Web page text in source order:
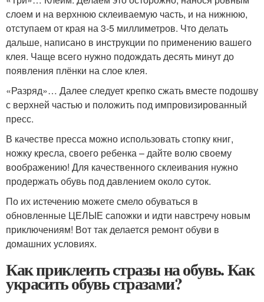
слоем и на верхнюю склеиваемую часть, и на нижнюю,
отступаем от края на 3-5 миллиметров. Что делать
дальше, написано в инструкции по применению вашего
клея. Чаще всего нужно подождать десять минут до
появления плёнки на слое клея.
«Разряд»… Далее следует крепко сжать вместе подошву
с верхней частью и положить под импровизированный
пресс.
В качестве пресса можно использовать стопку книг,
ножку кресла, своего ребенка – дайте волю своему
воображению! Для качественного склеивания нужно
продержать обувь под давлением около суток.
По их истечению можете смело обуваться в
обновленные ЦЕЛЫЕ сапожки и идти навстречу новым
приключениям! Вот так делается ремонт обуви в
домашних условиях.
Как приклеить стразы на обувь. Как
украсить обувь стразами?